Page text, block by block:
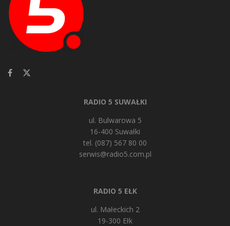
RADIO 5 SUWAŁKI
ul. Bulwarowa 5
16-400 Suwałki
tel. (087) 567 80 00
serwis@radio5.com.pl
RADIO 5 EŁK
ul. Małeckich 2
19-300 Ełk